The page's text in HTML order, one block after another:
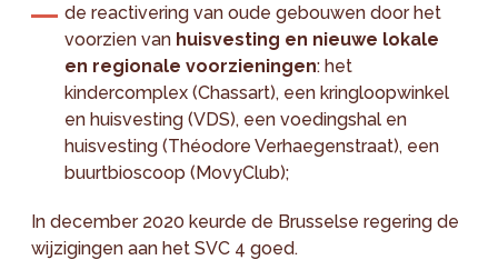
de reactivering van oude gebouwen door het
voorzien van huisvesting en nieuwe lokale
en regionale voorzieningen: het
kindercomplex (Chassart), een kringloopwinkel
en huisvesting (VDS), een voedingshal en
huisvesting (Théodore Verhaegenstraat), een
buurtbioscoop (MovyClub);
In december 2020 keurde de Brusselse regering de
wijzigingen aan het SVC 4 goed.